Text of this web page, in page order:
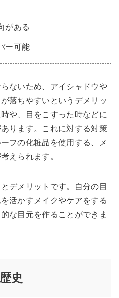
がある
ー可能
ないため、アイシャドウや
落ちやすいというデメリッ
や、目をこすった時などに
ります。これに対する対策
フの化粧品を使用する、メ
えられます。
デメリットです。自分の目
活かすメイクやケアをする
な目元を作ることができま
史